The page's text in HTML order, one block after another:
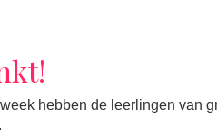
hebben de leerlingen van